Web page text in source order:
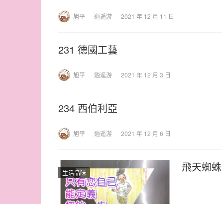
旭平 逍遥游 2021 年 12 月 11 日
231 德國工藝
旭平 逍遥游 2021 年 12 月 3 日
234 西伯利亞
旭平 逍遥游 2021 年 12 月 6 日
生活品味 飛天蜘蛛